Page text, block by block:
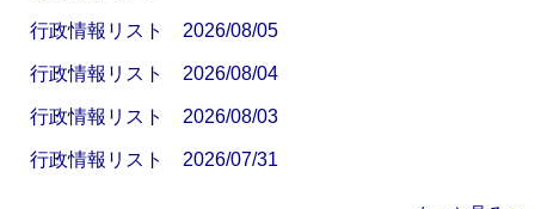
行政情報リスト 2026/08/05
行政情報リスト 2026/08/04
行政情報リスト 2026/08/03
行政情報リスト 2026/07/31